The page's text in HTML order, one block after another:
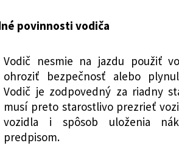
povinnosti vodiča
Vodič nesmie na jazdu použiť
ohroziť bezpečnosť alebo
Vodič je zodpovedný za riadny
musí preto starostlivo prezrieť
vozidla i spôsob uloženia
predpisom.